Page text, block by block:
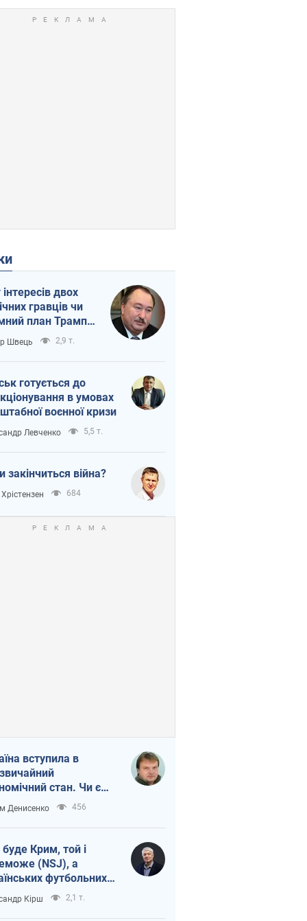
інтересів двох
гравців чи
план Трампа
Швець 2,9 т.
готується до
в умовах
воєнної кризи
Левченко 5,5 т.
закінчиться війна?
684
вступила в
стан. Чи є
вкінці тунелю?
Денисенко 456
Крим, той і
(NSJ), а
футбольних
можуть
вбивцями
Кірш 2,1 т.